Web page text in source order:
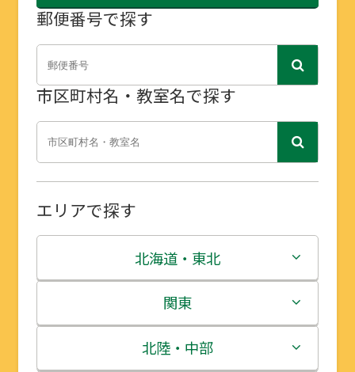
郵便番号で探す
市区町村名・教室名で探す
エリアで探す
北海道・東北
北海道
青森県
関東
茨城県
北陸・中部